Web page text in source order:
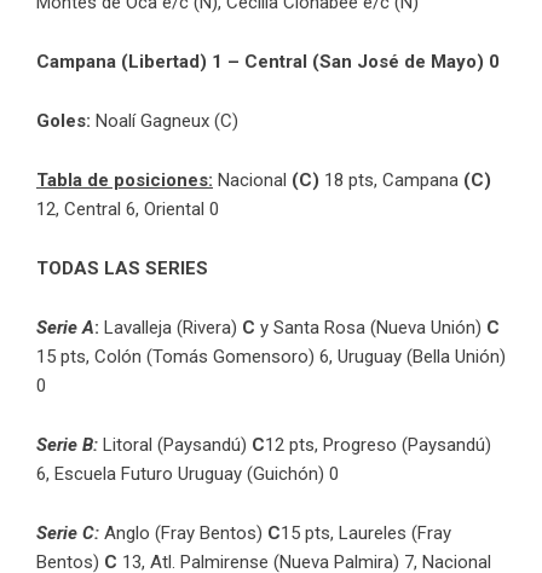
Campana (Libertad) 1 – Central (San José de Mayo) 0
Goles: Noalí Gagneux (C)
Tabla de posiciones: Nacional (C) 18 pts, Campana (C)
12, Central 6, Oriental 0
TODAS LAS SERIES
Serie A: Lavalleja (Rivera) C y Santa Rosa (Nueva Unión) C
15 pts, Colón (Tomás Gomensoro) 6, Uruguay (Bella Unión)
0
Serie B: Litoral (Paysandú) C12 pts, Progreso (Paysandú)
6, Escuela Futuro Uruguay (Guichón) 0
Serie C: Anglo (Fray Bentos) C15 pts, Laureles (Fray
Bentos) C 13, Atl. Palmirense (Nueva Palmira) 7, Nacional